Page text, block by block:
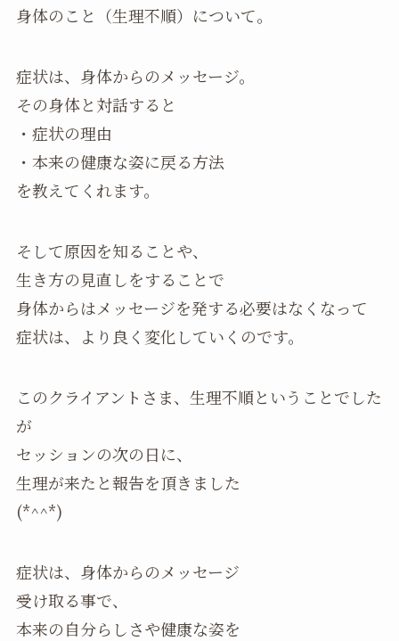
身体のこと（生理不順）について。
症状は、身体からのメッセージ。
その身体と対話すると
・症状の理由
・本来の健康な姿に戻る方法
を教えてくれます。
そして原因を知ることや、
生き方の見直しをすることで
身体からはメッセージを発する必要はなくなって
症状は、より良く変化していくのです。
このクライアントさま、生理不順ということでした
が
セッションの次の日に、
生理が来たと報告を頂きました
(*^^*)
症状は、身体からのメッセージ
受け取る事で、
本来の自分らしさや健康な姿を